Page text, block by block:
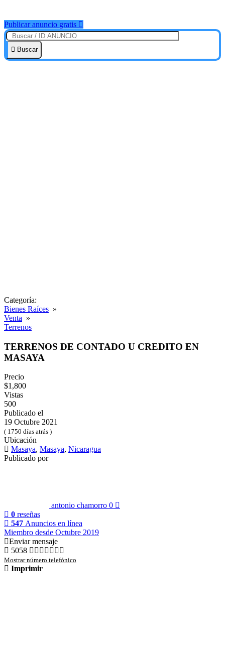
Publicar anuncio gratis
Buscar
Categoría:
Bienes Raíces »
Venta »
Terrenos
TERRENOS DE CONTADO U CREDITO EN
MASAYA
Precio
$1,800
Vistas
500
Publicado el
19 Octubre 2021
( 1750 días atrás )
Ubicación
Masaya, Masaya, Nicaragua
Publicado por
antonio chamorro 0
0 reseñas
547 Anuncios en línea
Miembro desde Octubre 2019
Enviar mensaje
5058
Mostrar número telefónico
Imprimir